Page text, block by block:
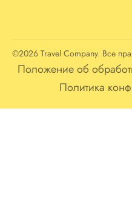
©2026 Travel Company. Все
Положение об
Политика